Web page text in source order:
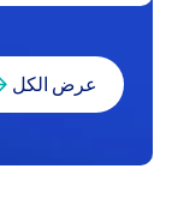
عرض الكل